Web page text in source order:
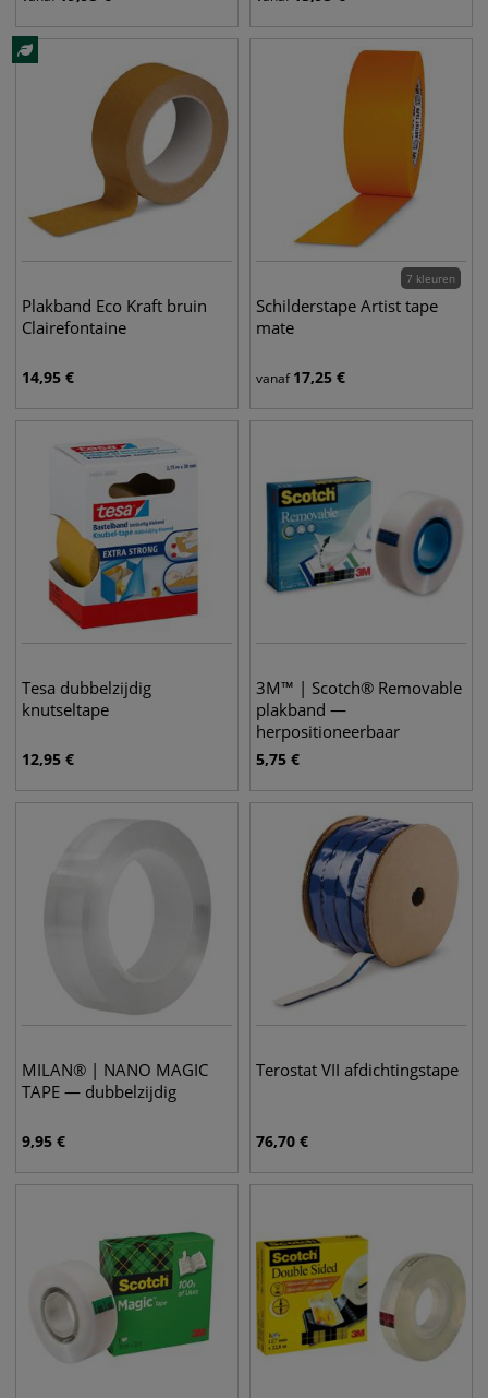
Plakband Eco Kraft bruin
Clairefontaine
14,95 €
7 kleuren
Schilderstape Artist tape
mate
vanaf 17,25 €
Tesa dubbelzijdig
knutseltape
12,95 €
3M™ | Scotch® Removable
plakband —
herpositioneerbaar
5,75 €
MILAN® | NANO MAGIC
TAPE — dubbelzijdig
9,95 €
Terostat VII afdichtingstape
76,70 €